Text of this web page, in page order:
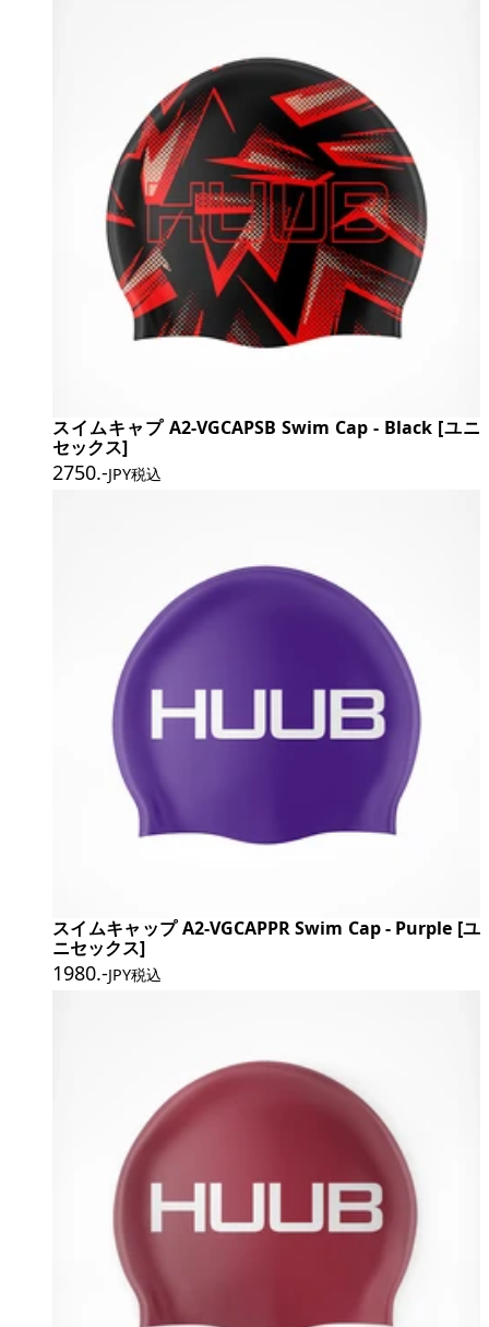
スイムキャプ A2-VGCAPSB Swim Cap - Black [ユニ
セックス]
2750.-JPY税込
スイムキャップ A2-VGCAPPR Swim Cap - Purple [ユ
ニセックス]
1980.-JPY税込